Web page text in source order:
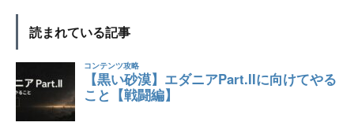
読まれている記事